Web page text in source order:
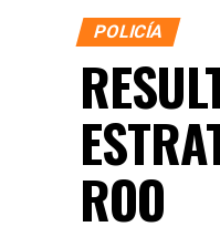
POLICÍA
ROO